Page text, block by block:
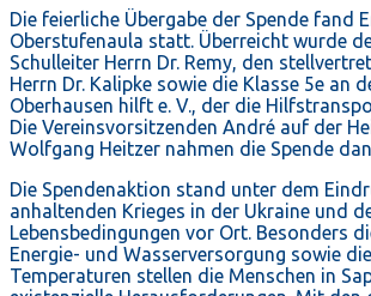
Die feierliche Übergabe der Spende fand
Oberstufenaula statt. Überreicht wurde
Schulleiter Herrn Dr. Remy, den
Herrn Dr. Kalipke sowie die Klasse 5e an
Oberhausen hilft e. V., der die
Die Vereinsvorsitzenden André auf der
Wolfgang Heitzer nahmen die Spende
Die Spendenaktion stand unter dem
anhaltenden Krieges in der Ukraine und
Lebensbedingungen vor Ort. Besonders
Energie- und Wasserversorgung sowie
Temperaturen stellen die Menschen in